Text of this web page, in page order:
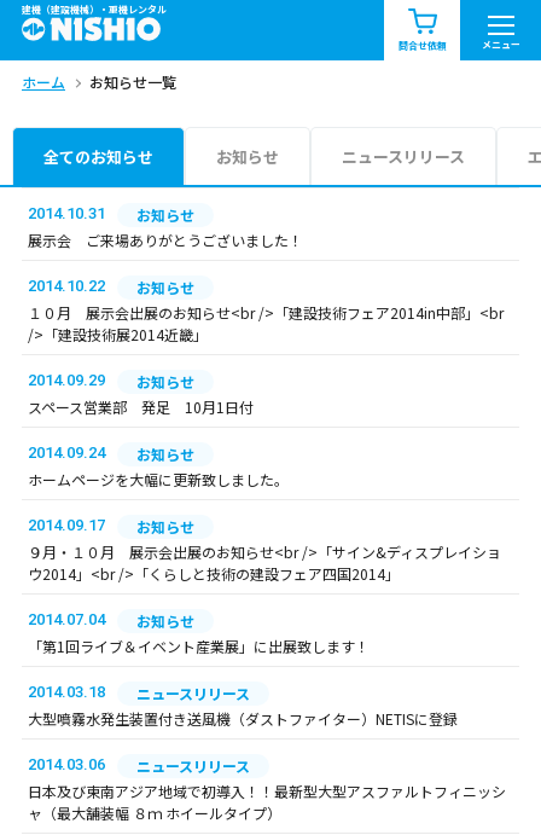
建機（建設機械）・重機レンタル
問合せ依頼 メニュー
商品一覧 お知らせ一覧
問合せ依頼リスト
エリア情報を見る
九州・沖縄（外部）
ホーム お知らせ一覧
全てのお知らせ お知らせ ニュースリリース
2014.10.31
お知らせ
展示会 ご来場ありがとうございました！
2014.10.22
お知らせ
１０月 展示会出展のお知らせ<br />「建設技術フェア2014in中部」<br
/>「建設技術展2014近畿」
2014.09.29
お知らせ
スペース営業部 発足 10月1日付
2014.09.24
お知らせ
ホームページを大幅に更新致しました。
2014.09.17
お知らせ
９月・１０月 展示会出展のお知らせ<br />「サイン&ディスプレイショ
ウ2014」<br />「くらしと技術の建設フェア四国2014」
2014.07.04
お知らせ
「第1回ライブ＆イベント産業展」に出展致します！
2014.03.18
ニュースリリース
大型噴霧水発生装置付き送風機（ダストファイター）NETISに登録
2014.03.06
ニュースリリース
日本及び東南アジア地域で初導入！！最新型大型アスファルトフィニッシ
ャ（最大舗装幅 ８ｍ ホイールタイプ）